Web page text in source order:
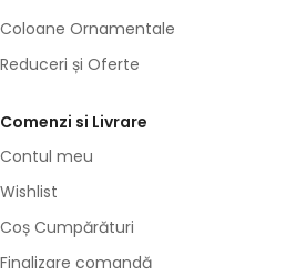
Coloane Ornamentale
Reduceri și Oferte
Comenzi si Livrare
Contul meu
Wishlist
Coș Cumpărături
Finalizare comandă